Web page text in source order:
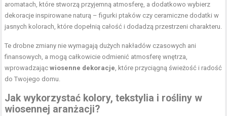
aromatach, które stworzą przyjemną atmosferę, a dodatkowo wybierz
dekoracje inspirowane naturą – figurki ptaków czy ceramiczne dodatki w
jasnych kolorach, które dopełnią całość i dodadzą przestrzeni charakteru.
Te drobne zmiany nie wymagają dużych nakładów czasowych ani
finansowych, a mogą całkowicie odmienić atmosferę wnętrza,
wprowadzającwiosenne dekoracje, które przyciągną świeżość i radość
do Twojego domu.
Jak wykorzystać kolory, tekstylia i rośliny w
wiosennej aranżacji?